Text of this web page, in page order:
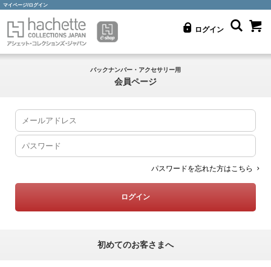
マイページ/ログイン
ログイン
バックナンバー・アクセサリー用
会員ページ
パスワードを忘れた方はこちら
初めてのお客さまへ